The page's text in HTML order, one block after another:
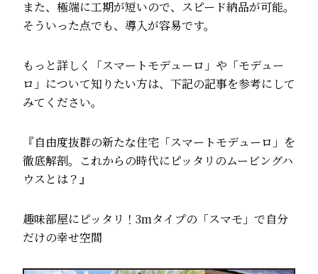
また、極端に工期が短いので、スピード納品が可能。
そういった点でも、導入が容易です。
もっと詳しく「スマートモデューロ」や「モデュー
ロ」について知りたい方は、下記の記事を参考にして
みてください。
『自由度抜群の新たな住宅「スマートモデューロ」を
徹底解剖。これからの時代にピッタリのムービングハ
ウスとは？』
趣味部屋にピッタリ！3mタイプの「スマモ」で自分
だけの幸せ空間